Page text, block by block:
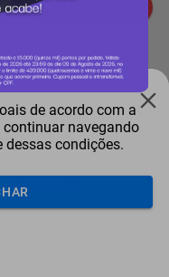
chegar
Para Churrasco
de acordo com a
continuar navegando
dessas condições.